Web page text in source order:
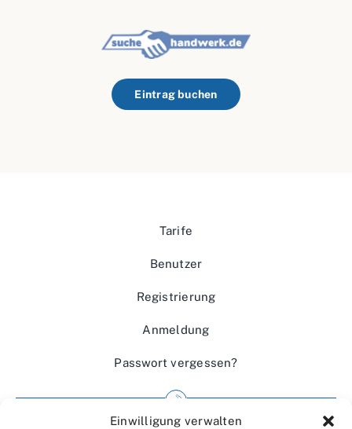
Einwilligung verwalten
Eintrag buchen
Tarife
Benutzer
Registrierung
Anmeldung
Passwort vergessen?